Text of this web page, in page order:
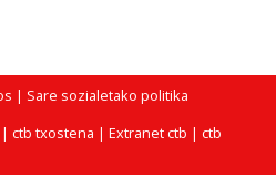
| Sare sozialetako politika
| ctb txostena | Extranet ctb | ctb